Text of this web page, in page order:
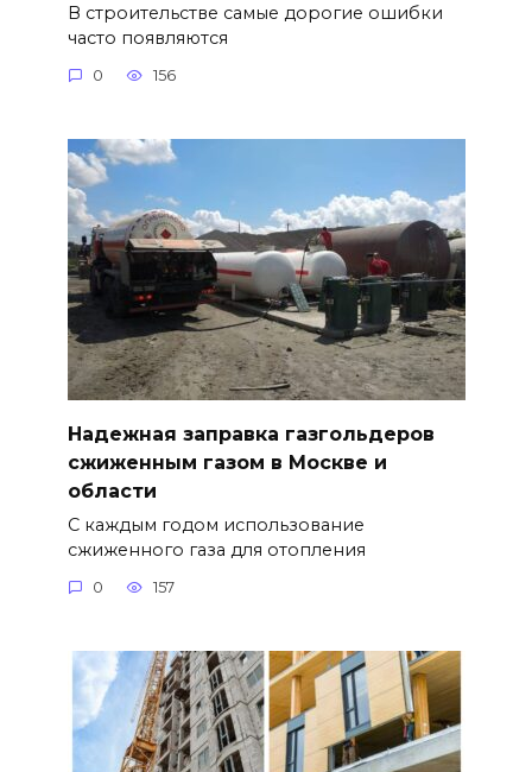
В строительстве самые дорогие ошибки
часто появляются
0 156
Надежная заправка газгольдеров
сжиженным газом в Москве и
области
С каждым годом использование
сжиженного газа для отопления
0 157